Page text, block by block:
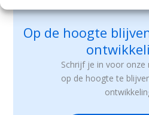
Op de hoogte
Schrijf je in voor onze
op de hoogte te